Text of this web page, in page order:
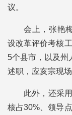
议。
会上，张艳
设改革评价考核
5个县市，以及州
述职，应亥宗现场
此外，还采
核占30%、领导